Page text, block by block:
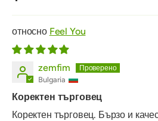
Feel You
zemfim
Bulgaria
Коректен търговец
Коректен търговец. Бързо и